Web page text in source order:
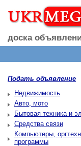
доска
Подать объявление
Недвижимость
Авто, мото
Бытовая техника и
Средства связи
Компьютеры,
программы